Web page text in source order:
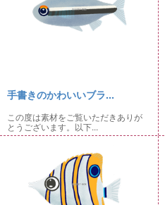
手書きのかわいいブラ...
この度は素材をご覧いただきありが
とうございます。以下...